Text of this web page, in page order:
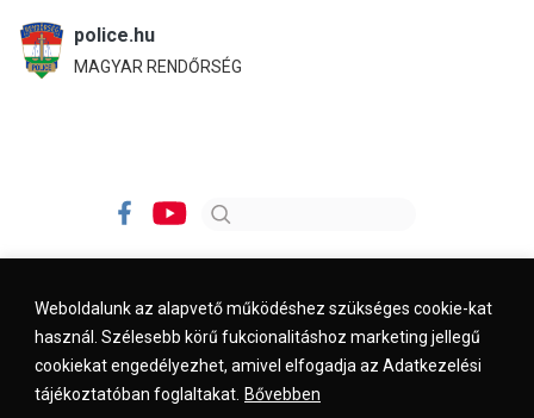
Weboldalunk az alapvető működéshez szükséges cookie-kat
használ. Szélesebb körű fukcionalitáshoz marketing jellegű
cookiekat engedélyezhet, amivel elfogadja az Adatkezelési
tájékoztatóban foglaltakat. Bővebben
police.hu
MAGYAR RENDŐRSÉG
Impresszum Kapcsolat Jogi nyilatkozat